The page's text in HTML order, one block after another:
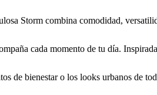
Storm combina comodidad,
cada momento de tu día.
de bienestar o los looks urbanos de